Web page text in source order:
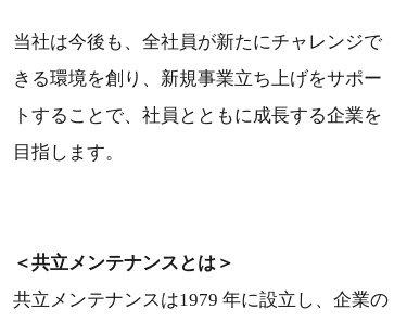
当社は今後も、全社員が新たにチャレンジで
きる環境を創り、新規事業立ち上げをサポー
トすることで、社員とともに成長する企業を
目指します。
＜共立メンテナンスとは＞
共立メンテナンスは1979 年に設立し、企業の